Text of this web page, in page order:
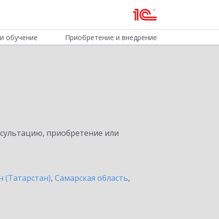
обучение Приобретение и внедрение
приобретение или
(Татарстан), Самарская область,